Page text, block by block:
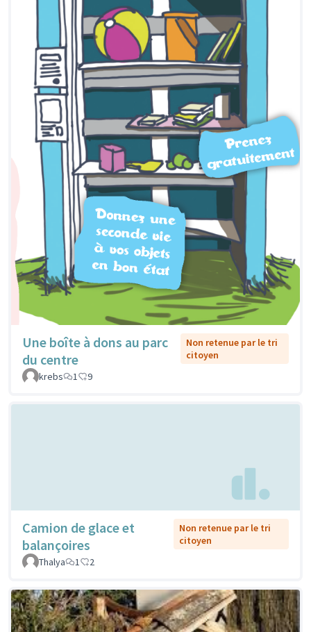
Une boîte à dons au parc
du centre
Non retenue par le tri
citoyen
krebs
1 9
Camion de glace et
balançoires
Non retenue par le tri
citoyen
Thalya
1 2